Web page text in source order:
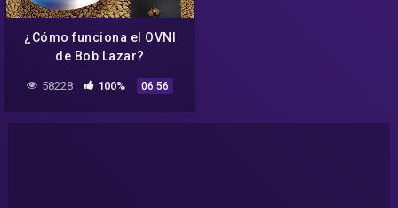
¿Cómo funciona el OVNI
de Bob Lazar?
58228 100% 06:56